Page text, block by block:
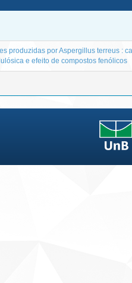
produzidas por Aspergillus terreus :
e efeito de compostos fenólicos